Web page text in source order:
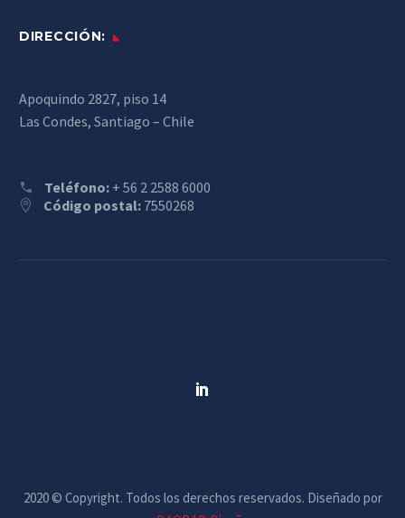
DIRECCIÓN:
Apoquindo 2827, piso 14
Las Condes, Santiago – Chile
Teléfono: + 56 2 2588 6000
Código postal: 7550268
2020 © Copyright. Todos los derechos reservados. Diseñado por